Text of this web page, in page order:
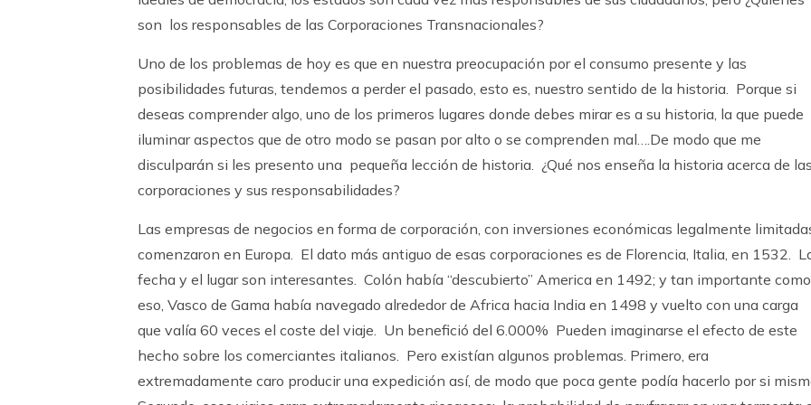
son los responsables de las Corporaciones Transnacionales?
Uno de los problemas de hoy es que en nuestra preocupación por el consumo presente y las
posibilidades futuras, tendemos a perder el pasado, esto es, nuestro sentido de la historia. Porque si
deseas comprender algo, uno de los primeros lugares donde debes mirar es a su historia, la que puede
iluminar aspectos que de otro modo se pasan por alto o se comprenden mal….De modo que me
disculparán si les presento una pequeña lección de historia. ¿Qué nos enseña la historia acerca de
corporaciones y sus responsabilidades?
Las empresas de negocios en forma de corporación, con inversiones económicas legalmente
comenzaron en Europa. El dato más antiguo de esas corporaciones es de Florencia, Italia, en 1532.
fecha y el lugar son interesantes. Colón había “descubierto” America en 1492; y tan importante como
eso, Vasco de Gama había navegado alrededor de Africa hacia India en 1498 y vuelto con una carga
que valía 60 veces el coste del viaje. Un benefició del 6.000% Pueden imaginarse el efecto de este
hecho sobre los comerciantes italianos. Pero existían algunos problemas. Primero, era
extremadamente caro producir una expedición así, de modo que poca gente podía hacerlo por si